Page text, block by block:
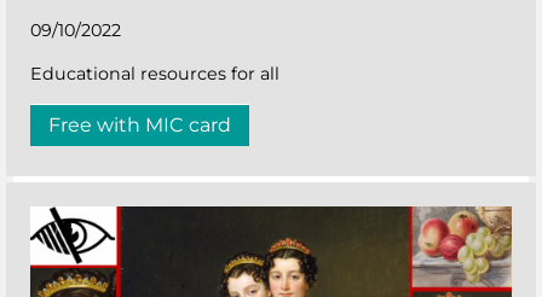
09/10/2022
Educational resources for all
Free with MIC card